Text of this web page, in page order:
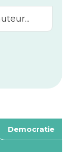
Democratie